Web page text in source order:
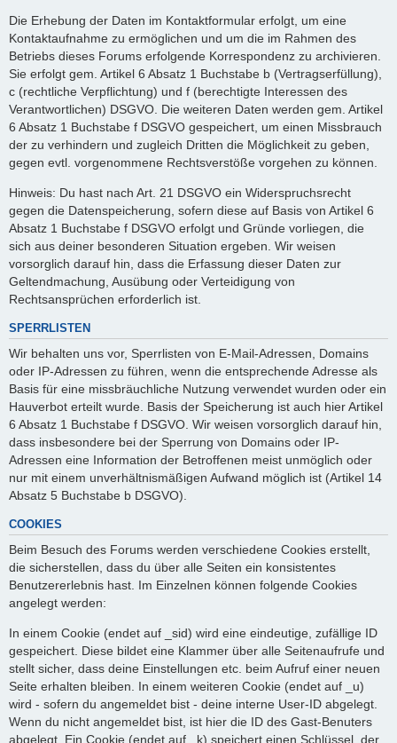
Die Erhebung der Daten im Kontaktformular erfolgt, um eine
Kontaktaufnahme zu ermöglichen und um die im Rahmen des
Betriebs dieses Forums erfolgende Korrespondenz zu archivieren.
Sie erfolgt gem. Artikel 6 Absatz 1 Buchstabe b (Vertragserfüllung),
c (rechtliche Verpflichtung) und f (berechtigte Interessen des
Verantwortlichen) DSGVO. Die weiteren Daten werden gem. Artikel
6 Absatz 1 Buchstabe f DSGVO gespeichert, um einen Missbrauch
der zu verhindern und zugleich Dritten die Möglichkeit zu geben,
gegen evtl. vorgenommene Rechtsverstöße vorgehen zu können.
Hinweis: Du hast nach Art. 21 DSGVO ein Widerspruchsrecht
gegen die Datenspeicherung, sofern diese auf Basis von Artikel 6
Absatz 1 Buchstabe f DSGVO erfolgt und Gründe vorliegen, die
sich aus deiner besonderen Situation ergeben. Wir weisen
vorsorglich darauf hin, dass die Erfassung dieser Daten zur
Geltendmachung, Ausübung oder Verteidigung von
Rechtsansprüchen erforderlich ist.
SPERRLISTEN
Wir behalten uns vor, Sperrlisten von E-Mail-Adressen, Domains
oder IP-Adressen zu führen, wenn die entsprechende Adresse als
Basis für eine missbräuchliche Nutzung verwendet wurden oder ein
Hauverbot erteilt wurde. Basis der Speicherung ist auch hier Artikel
6 Absatz 1 Buchstabe f DSGVO. Wir weisen vorsorglich darauf hin,
dass insbesondere bei der Sperrung von Domains oder IP-
Adressen eine Information der Betroffenen meist unmöglich oder
nur mit einem unverhältnismäßigen Aufwand möglich ist (Artikel 14
Absatz 5 Buchstabe b DSGVO).
COOKIES
Beim Besuch des Forums werden verschiedene Cookies erstellt,
die sicherstellen, dass du über alle Seiten ein konsistentes
Benutzererlebnis hast. Im Einzelnen können folgende Cookies
angelegt werden:
In einem Cookie (endet auf _sid) wird eine eindeutige, zufällige ID
gespeichert. Diese bildet eine Klammer über alle Seitenaufrufe und
stellt sicher, dass deine Einstellungen etc. beim Aufruf einer neuen
Seite erhalten bleiben. In einem weiteren Cookie (endet auf _u)
wird - sofern du angemeldet bist - deine interne User-ID abgelegt.
Wenn du nicht angemeldet bist, ist hier die ID des Gast-Benuters
abgelegt. Ein Cookie (endet auf _k) speichert einen Schlüssel, der